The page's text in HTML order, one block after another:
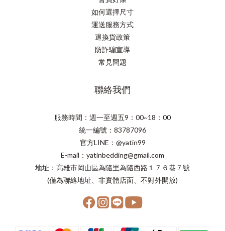
如何選擇尺寸
運送服務方式
退換貨政策
防詐騙宣導
常見問題
聯絡我們
服務時間：週一至週五9：00~18：00
統一編號：83787096
官方LINE：@yatin99
E-mail：yatinbedding@gmail.com
地址：高雄市岡山區為隨里為隨西路１７６巷７號
(僅為聯絡地址、非實體店面、不對外開放)